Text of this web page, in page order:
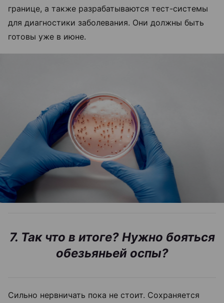
границе, а также разрабатываются тест-системы
для диагностики заболевания. Они должны быть
готовы уже в июне.
7. Так что в итоге? Нужно бояться
обезьяньей оспы?
Сильно нервничать пока не стоит. Сохраняется